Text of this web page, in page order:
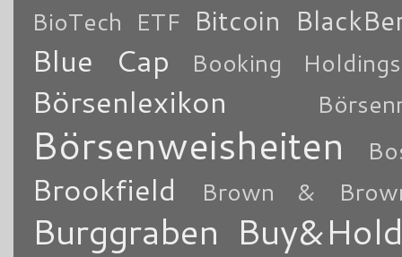
BioTech ETF Bitcoin
Blue Cap Booking Holdings
Börsenlexikon
Börsenweisheiten
Brookfield Brown &
Burggraben